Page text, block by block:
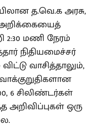
த.வெ.க அரசு,
அறிக்கையைத்
2:30 மணி நேரம்
நிதியமைச்சர்
வாசித்தாலும்,
6 சிலிண்டர்கள்
அறிவிப்புகள் ஒரு